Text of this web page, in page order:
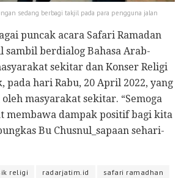
sedang berbagi takjil pada para pengguna jalan
puncak acara Safari Ramadan
sambil berdialog Bahasa Arab-
sekitar dan Konser Religi
pada hari Rabu, 20 April 2022, yang
masyarakat sekitar. “Semoga
membawa dampak positif bagi kita
Bu Chusnul_sapaan sehari-
religi radarjatim.id
safari ramadhan